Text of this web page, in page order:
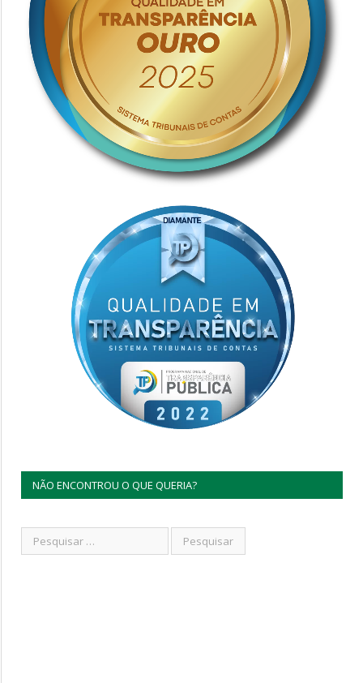
NÃO ENCONTROU O QUE QUERIA?